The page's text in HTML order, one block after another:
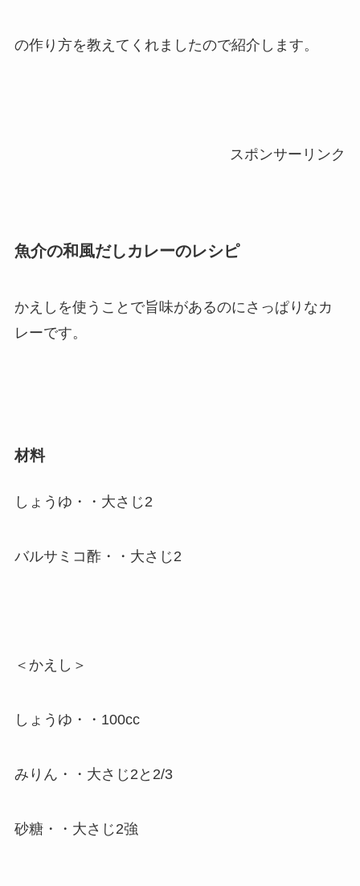
の作り方を教えてくれましたので紹介します。
スポンサーリンク
魚介の和風だしカレーのレシピ
かえしを使うことで旨味があるのにさっぱりなカ
レーです。
材料
しょうゆ・・大さじ2
バルサミコ酢・・大さじ2
＜かえし＞
しょうゆ・・100cc
みりん・・大さじ2と2/3
砂糖・・大さじ2強